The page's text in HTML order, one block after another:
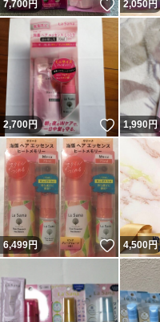
7,700円 いいね
2,050円
2,700円 いいね
1,990円
6,499円 いいね
4,500円